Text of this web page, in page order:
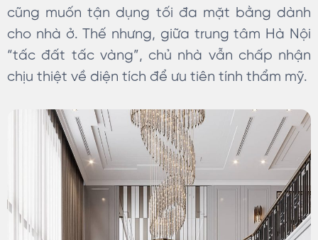
cũng muốn tận dụng tối đa mặt bằng dành
cho nhà ở. Thế nhưng, giữa trung tâm Hà Nội
“tấc đất tấc vàng”, chủ nhà vẫn chấp nhận
chịu thiệt về diện tích để ưu tiên tính thẩm mỹ.